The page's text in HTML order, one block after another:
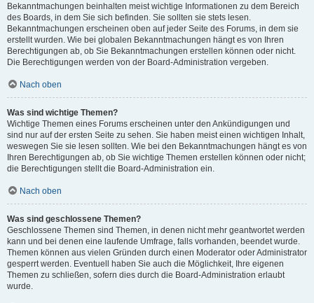
Bekanntmachungen beinhalten meist wichtige Informationen zu dem Bereich
des Boards, in dem Sie sich befinden. Sie sollten sie stets lesen.
Bekanntmachungen erscheinen oben auf jeder Seite des Forums, in dem sie
erstellt wurden. Wie bei globalen Bekanntmachungen hängt es von Ihren
Berechtigungen ab, ob Sie Bekanntmachungen erstellen können oder nicht.
Die Berechtigungen werden von der Board-Administration vergeben.
Nach oben
Was sind wichtige Themen?
Wichtige Themen eines Forums erscheinen unter den Ankündigungen und
sind nur auf der ersten Seite zu sehen. Sie haben meist einen wichtigen Inhalt,
weswegen Sie sie lesen sollten. Wie bei den Bekanntmachungen hängt es von
Ihren Berechtigungen ab, ob Sie wichtige Themen erstellen können oder nicht;
die Berechtigungen stellt die Board-Administration ein.
Nach oben
Was sind geschlossene Themen?
Geschlossene Themen sind Themen, in denen nicht mehr geantwortet werden
kann und bei denen eine laufende Umfrage, falls vorhanden, beendet wurde.
Themen können aus vielen Gründen durch einen Moderator oder Administrator
gesperrt werden. Eventuell haben Sie auch die Möglichkeit, Ihre eigenen
Themen zu schließen, sofern dies durch die Board-Administration erlaubt
wurde.